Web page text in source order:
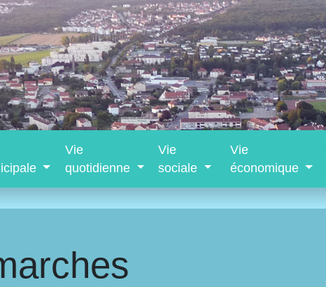
Vie
quotidienne
Vie
sociale
Vie
économique